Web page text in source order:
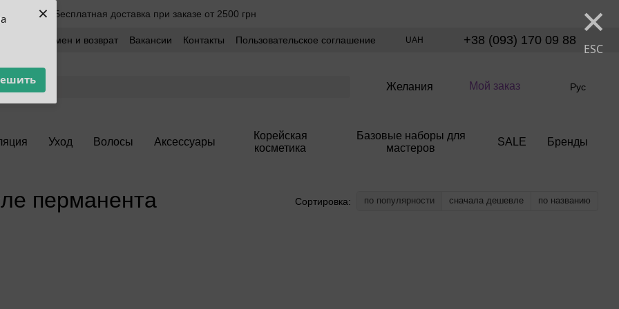
× ×
ESC
Бесплатная доставка при заказе от 2500 грн
Обмен и возврат Вакансии Контакты
Пользовательское соглашение
UAH +38 (093) 170 09 88
Желания Мой заказ Рус
Уход Волосы Аксессуары
Корейская
косметика
Базовые наборы для
мастеров
SALE Бренды
перманента Сортировка: по популярности сначала дешевле по названию